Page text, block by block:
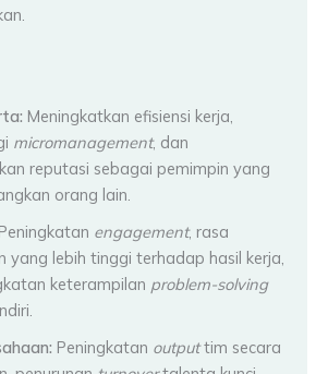
Meningkatkan efisiensi kerja,
micromanagement, dan
reputasi sebagai pemimpin yang
orang lain.
Peningkatan engagement, rasa
yang lebih tinggi terhadap hasil kerja,
keterampilan problem-solving
Peningkatan outputtim secara